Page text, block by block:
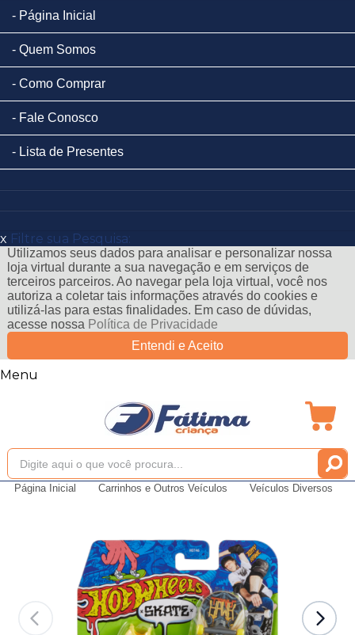
Página Inicial
Quem Somos
Como Comprar
Fale Conosco
Lista de Presentes
x Filtre sua Pesquisa:
Utilizamos seus dados para analisar e personalizar nossa
loja virtual durante a sua navegação e em serviços de
terceiros parceiros. Ao navegar pela loja virtual, você nos
autoriza a coletar tais informações através do cookies e
utilizá-las para estas finalidades. Em caso de dúvidas,
acesse nossa Política de Privacidade
Entendi e Aceito
Menu
Página Inicial Carrinhos e Outros Veículos Veículos Diversos